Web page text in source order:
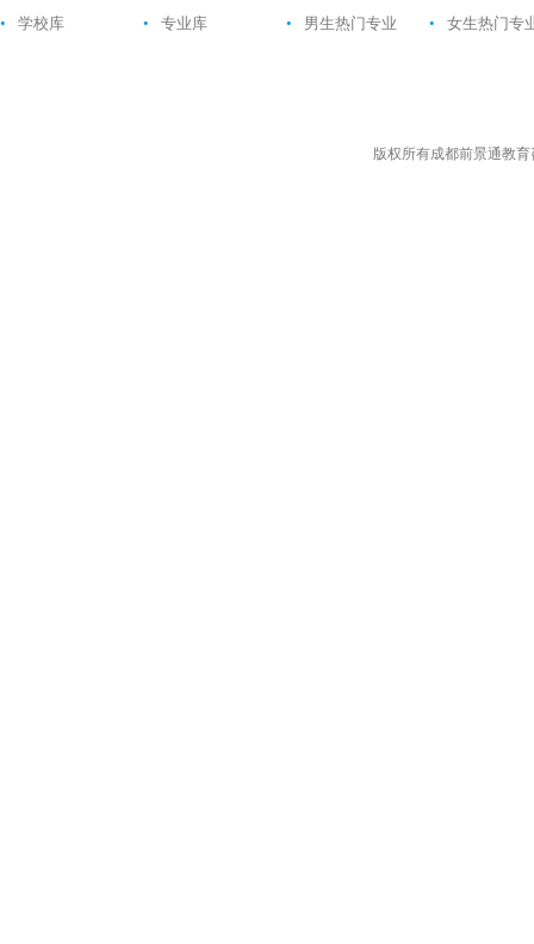
• 学校库 • 专业库 • 男生热门专业 • 女生热门专
版权所有成都前景通教